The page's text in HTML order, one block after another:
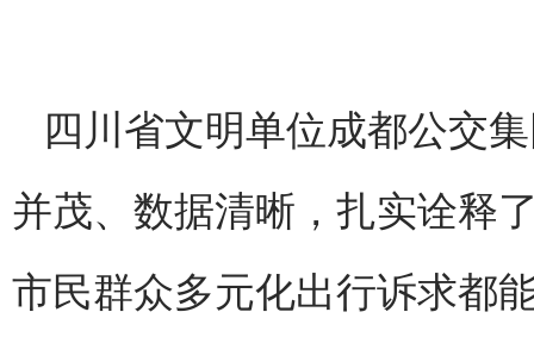
四川省文明单位成都公交
并茂、数据清晰，扎实诠释
市民群众多元化出行诉求都